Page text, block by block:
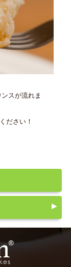
スが流れま
ださい！